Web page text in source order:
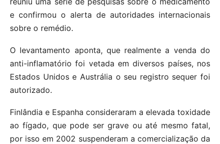
e confirmou o alerta de autoridades internacionais
sobre o remédio.
O levantamento aponta, que realmente a venda do
anti-inflamatório foi vetada em diversos países, nos
Estados Unidos e Austrália o seu registro sequer foi
autorizado.
Finlândia e Espanha consideraram a elevada toxidade
ao fígado, que pode ser grave ou até mesmo fatal,
por isso em 2002 suspenderam a comercialização da